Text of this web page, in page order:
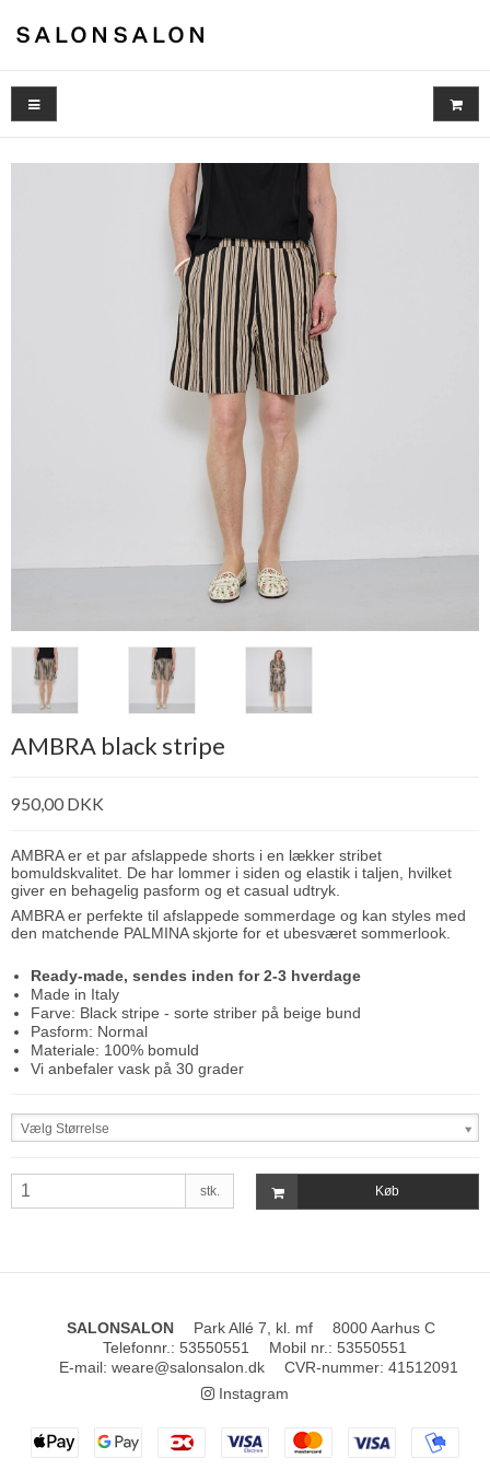
AMBRA black stripe
950,00 DKK
AMBRA er et par afslappede shorts i en lækker stribet
bomuldskvalitet. De har lommer i siden og elastik i taljen, hvilket
giver en behagelig pasform og et casual udtryk.
AMBRA er perfekte til afslappede sommerdage og kan styles med
den matchende PALMINA skjorte for et ubesværet sommerlook.
Ready-made, sendes inden for 2-3 hverdage
Made in Italy
Farve: Black stripe - sorte striber på beige bund
Pasform: Normal
Materiale: 100% bomuld
Vi anbefaler vask på 30 grader
Vælg Størrelse
stk. Køb
SALONSALON Park Allé 7, kl. mf
8000 Aarhus C
Telefonnr. : 53550551 Mobil nr. : 53550551
E-mail: weare@salonsalon.dk CVR-nummer: 41512091
Instagram